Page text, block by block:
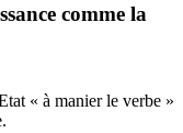
comme la
« à manier le verbe »